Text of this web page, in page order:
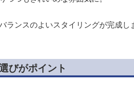
ランスのよいスタイリングが完成し
びがポイント